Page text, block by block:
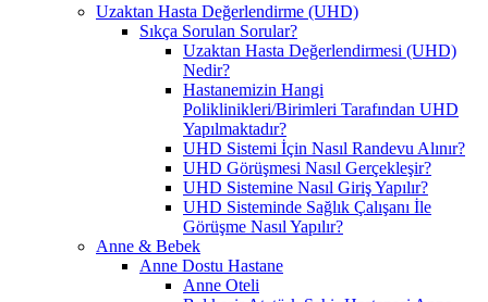
Uzaktan Hasta Değerlendirme (UHD)
Sıkça Sorulan Sorular?
Uzaktan Hasta Değerlendirmesi (UHD)
Nedir?
Hastanemizin Hangi
Poliklinikleri/Birimleri Tarafından UHD
Yapılmaktadır?
UHD Sistemi İçin Nasıl Randevu Alınır?
UHD Görüşmesi Nasıl Gerçekleşir?
UHD Sistemine Nasıl Giriş Yapılır?
UHD Sisteminde Sağlık Çalışanı İle
Görüşme Nasıl Yapılır?
Anne & Bebek
Anne Dostu Hastane
Anne Oteli